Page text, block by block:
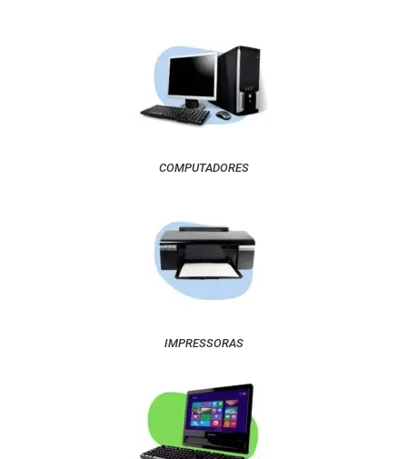
COMPUTADORES
IMPRESSORAS